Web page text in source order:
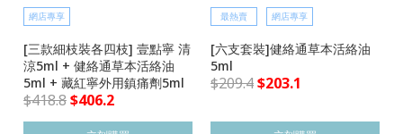
網店專享
[三款細枝裝各四枝] 壹點寧 清
涼5ml + 健絡通草本活絡油
5ml + 藏紅寧外用鎮痛劑5ml
$418.8$406.2
最熱賣 網店專享
[六支套裝]健絡通草本活絡油
5ml
$209.4$203.1